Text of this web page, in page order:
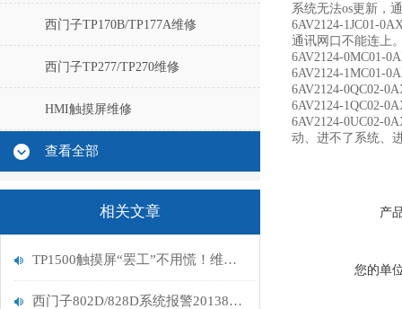
西门子TP170B/TP177A维修
西门子TP277/TP270维修
HMI触摸屏维修
查看全部
相关文章
TP1500触摸屏“罢工”不用慌！维修指南助你轻松复原
西门子802D/828D系统报警201382解决维修
系统无法os更新，
6AV2124-1JC01-
通讯网口不能连上
6AV2124-0MC01-
6AV2124-1MC01-
6AV2124-0QC02-
6AV2124-1QC02-
6AV2124-0UC02-
动、进不了系统、
产
您的单